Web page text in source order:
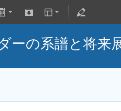
ーの系譜と将来